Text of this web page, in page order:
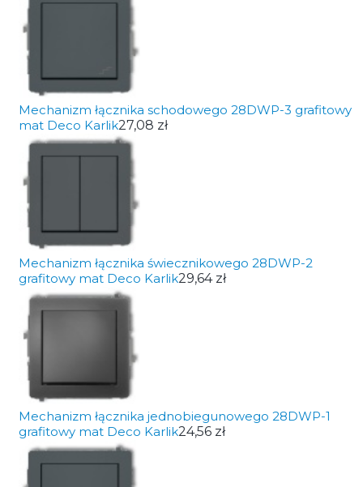
Mechanizm łącznika schodowego 28DWP-3 grafitowy
mat Deco Karlik27,08 zł
Mechanizm łącznika świecznikowego 28DWP-2
grafitowy mat Deco Karlik29,64 zł
Mechanizm łącznika jednobiegunowego 28DWP-1
grafitowy mat Deco Karlik24,56 zł